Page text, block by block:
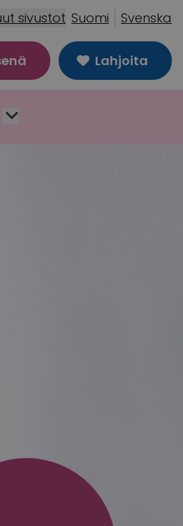
sivustot Suomi Svenska
Lahjoita